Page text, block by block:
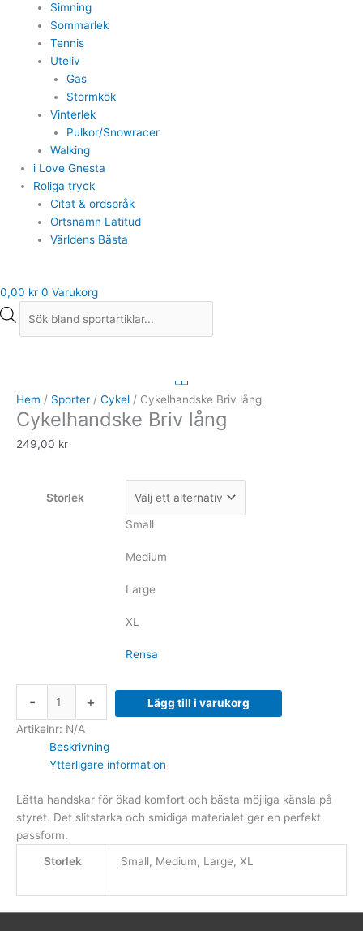
Simning
Sommarlek
Tennis
Uteliv
Gas
Stormkök
Vinterlek
Pulkor/Snowracer
Walking
i Love Gnesta
Roliga tryck
Citat & ordspråk
Ortsnamn Latitud
Världens Bästa
0,00 kr 0 Varukorg
Hem / Sporter / Cykel / Cykelhandske Briv lång
Cykelhandske Briv lång
249,00 kr
Storlek
Small
Medium
Large
XL
Rensa
-
lång
mängd
+ Lägg till i varukorg
Artikelnr: N/A
Beskrivning
Ytterligare information
Lätta handskar för ökad komfort och bästa möjliga känsla på
styret. Det slitstarka och smidiga materialet ger en perfekt
passform.
Storlek
Small, Medium, Large, XL